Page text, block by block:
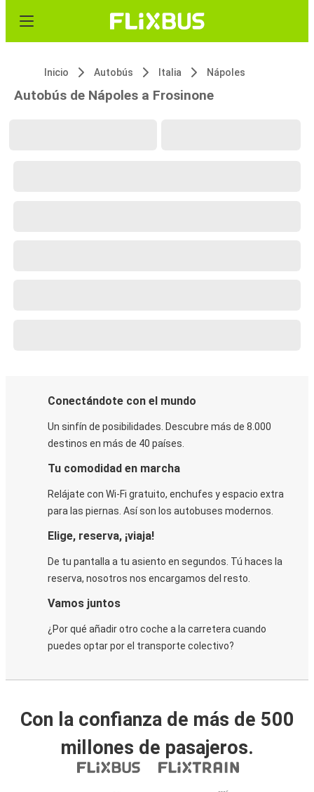
Inicio Autobús Italia Nápoles
Autobús de Nápoles a Frosinone
Conectándote con el mundo
Un sinfín de posibilidades. Descubre más de 8.000
destinos en más de 40 países.
Tu comodidad en marcha
Relájate con Wi-Fi gratuito, enchufes y espacio extra
para las piernas. Así son los autobuses modernos.
Elige, reserva, ¡viaja!
De tu pantalla a tu asiento en segundos. Tú haces la
reserva, nosotros nos encargamos del resto.
Vamos juntos
¿Por qué añadir otro coche a la carretera cuando
puedes optar por el transporte colectivo?
Con la confianza de más de 500
millones de pasajeros.